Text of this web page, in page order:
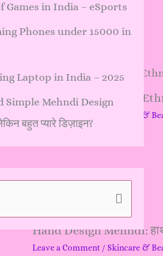
Brooch Styling with
Skincare &
Hand Design Mehndi:
Leave a Comment / Skincare &
Games in India – eSports
Phones under 15000 in
Laptop in India – 2025
Simple Mehndi Design
बहुत प्यारे डिज़ाइन?